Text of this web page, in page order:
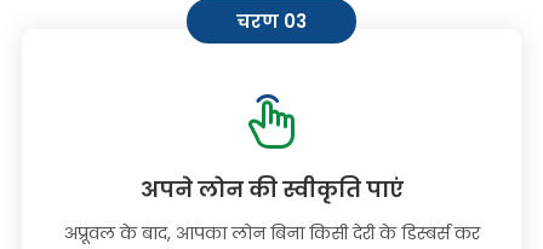
चरण 03
अपने लोन की स्वीकृति पाएं
अप्रूवल के बाद, आपका लोन बिना किसी देरी के डिस्बर्स कर